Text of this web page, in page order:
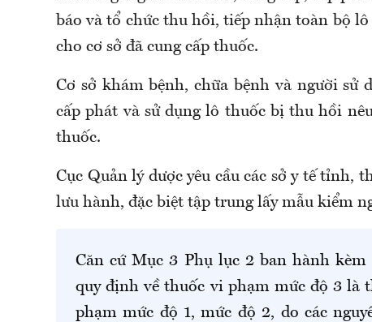
báo và tổ chức thu hồi, tiếp nhận toàn bộ
cho cơ sở đã cung cấp thuốc.
Cơ sở khám bệnh, chữa bệnh và người sử
cấp phát và sử dụng lô thuốc bị thu hồi
thuốc.
Cục Quản lý dược yêu cầu các sở y tế tỉnh,
lưu hành, đặc biệt tập trung lấy mẫu kiểm
Căn cứ Mục 3 Phụ lục 2 ban hành
quy định về thuốc vi phạm mức độ 3 là
phạm mức độ 1, mức độ 2, do các